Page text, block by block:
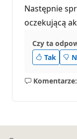
Następnie
oczekującą
Czy ta
Tak
Brak